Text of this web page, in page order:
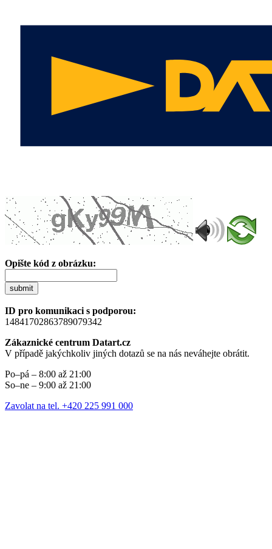
Opište kód z obrázku:
submit
ID pro komunikaci s podporou:
14841702863789079342
Zákaznické centrum Datart.cz
V případě jakýchkoliv jiných dotazů se na nás neváhejte obrátit.
Po–pá – 8:00 až 21:00
So–ne – 9:00 až 21:00
Zavolat na tel. +420 225 991 000